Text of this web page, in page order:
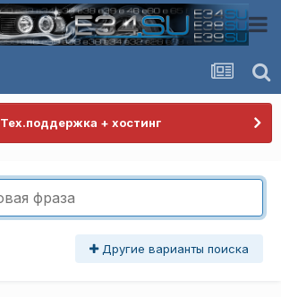
Тех.поддержка + хостинг
Другие варианты поиска